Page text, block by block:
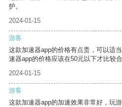
护。
2024-01-15
游客
这款加速器app的价格有点贵，可以适
速器app的价格应该在50元以下才比较合
2024-01-15
游客
这款加速器app的加速效果非常好，玩